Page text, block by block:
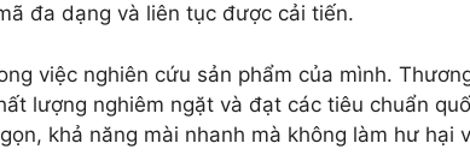
đa dạng và liên tục được cải tiến.
việc nghiên cứu sản phẩm của mình.
lượng nghiêm ngặt và đạt các tiêu chuẩn
khả năng mài nhanh mà không làm hư